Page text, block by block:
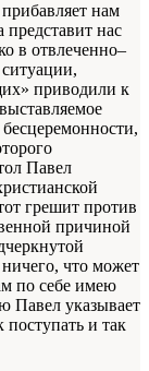
нам
представит нас
в отвлеченно–
приводили к
Павел
грешит против
причиной
что может
по себе имею
Павел указывает
поступать и так